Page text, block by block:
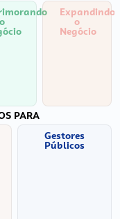
o
Expandindo
o
Negócio
PARA
Gestores
Públicos